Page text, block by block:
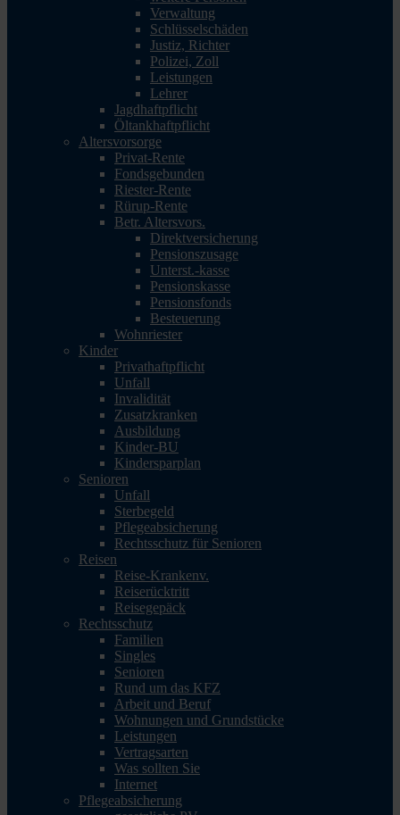
Verwaltung
Schlüsselschäden
Justiz, Richter
Polizei, Zoll
Leistungen
Lehrer
Jagdhaftpflicht
Öltankhaftpflicht
Altersvorsorge
Privat-Rente
Fondsgebunden
Riester-Rente
Rürup-Rente
Betr. Altersvors.
Direktversicherung
Pensionszusage
Unterst.-kasse
Pensionskasse
Pensionsfonds
Besteuerung
Wohnriester
Kinder
Privathaftpflicht
Unfall
Invalidität
Zusatzkranken
Ausbildung
Kinder-BU
Kindersparplan
Senioren
Unfall
Sterbegeld
Pflegeabsicherung
Rechtsschutz für Senioren
Reisen
Reise-Krankenv.
Reiserücktritt
Reisegepäck
Rechtsschutz
Familien
Singles
Senioren
Rund um das KFZ
Arbeit und Beruf
Wohnungen und Grundstücke
Leistungen
Vertragsarten
Was sollten Sie
Internet
Pflegeabsicherung